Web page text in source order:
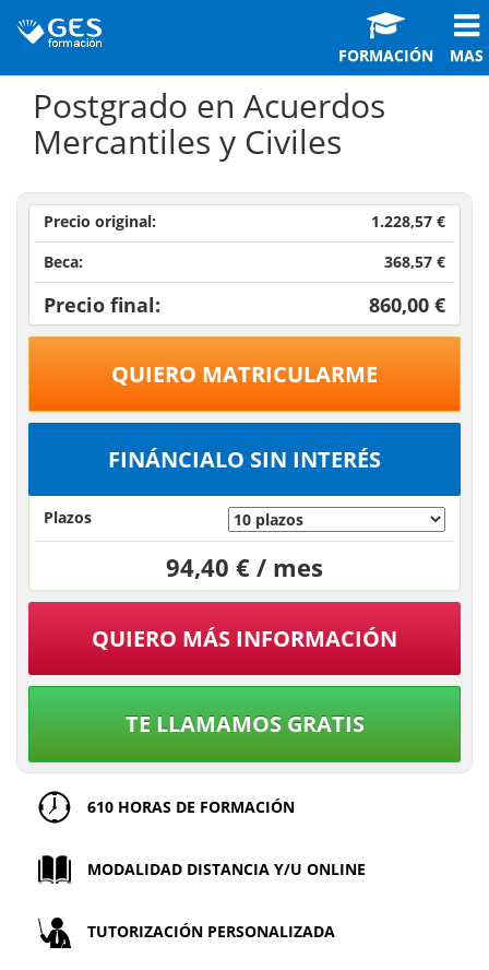
FORMACIÓN MAS
Postgrado en Acuerdos
Mercantiles y Civiles
Precio original:
1.228,57 €
Beca:
368,57 €
Precio final: 860,00 €
QUIERO MATRICULARME
FINÁNCIALO SIN INTERÉS
Plazos
94,40 € / mes
QUIERO MÁS INFORMACIÓN
TE LLAMAMOS GRATIS
610 HORAS DE FORMACIÓN
MODALIDAD DISTANCIA Y/U ONLINE
TUTORIZACIÓN PERSONALIZADA